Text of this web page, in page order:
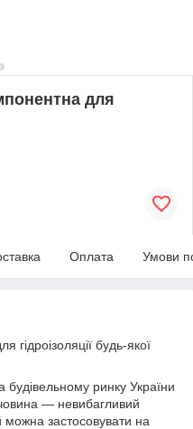
для
Оплата Умови
гідроізоляції будь-якої
будівельному ринку України
— невибагливий
застосовувати на